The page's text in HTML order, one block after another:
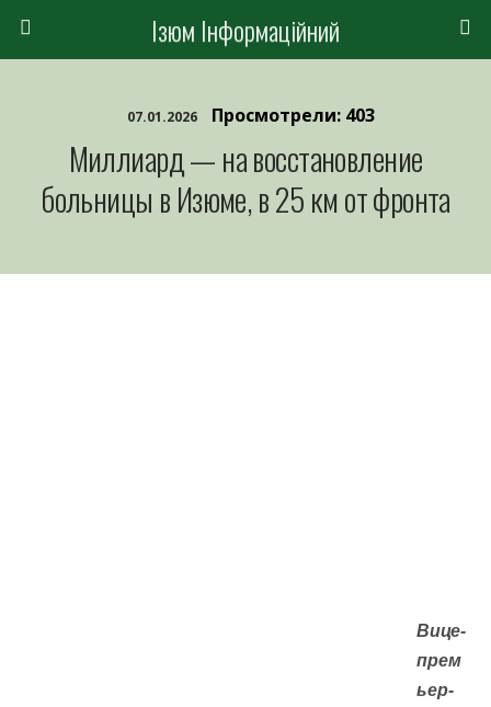
Ізюм Інформаційний
07.01.2026 Просмотрели: 403
Миллиард — на восстановление
больницы в Изюме, в 25 км от фронта
Вице-
прем
ьер-